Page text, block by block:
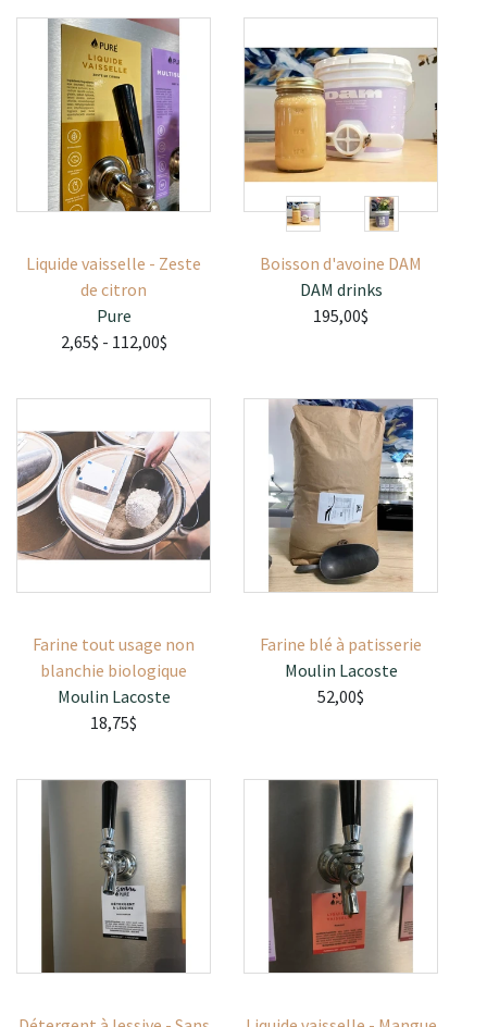
Liquide vaisselle - Zeste
de citron
Pure
2,65$ - 112,00$
Boisson d'avoine DAM
DAM drinks
195,00$
Farine tout usage non
blanchie biologique
Moulin Lacoste
18,75$
Farine blé à patisserie
Moulin Lacoste
52,00$